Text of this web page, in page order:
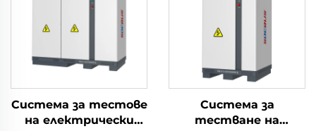
Система за тестове
на електрически
Система за
тестване на